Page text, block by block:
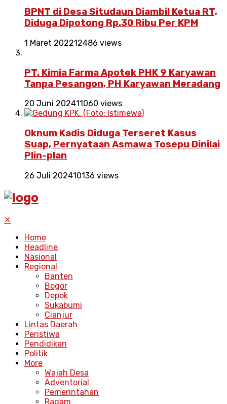
BPNT di Desa Situdaun Diambil Ketua RT,
Diduga Dipotong Rp.30 Ribu Per KPM
1 Maret 202212486 views
PT. Kimia Farma Apotek PHK 9 Karyawan
Tanpa Pesangon, PH Karyawan Meradang
20 Juni 202411060 views
Oknum Kadis Diduga Terseret Kasus
Suap, Pernyataan Asmawa Tosepu Dinilai
Plin-plan
26 Juli 202410136 views
✕
Home
Headline
Nasional
Regional
Banten
Bogor
Depok
Sukabumi
Cianjur
Lintas Daerah
Peristiwa
Pendidikan
Politik
More
Wajah Desa
Adventorial
Pemerintahan
Ragam